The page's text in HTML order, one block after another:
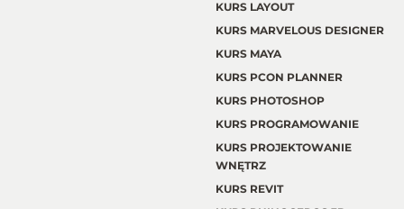
KURS LAYOUT
KURS MARVELOUS DESIGNER
KURS MAYA
KURS PCON PLANNER
KURS PHOTOSHOP
KURS PROGRAMOWANIE
KURS PROJEKTOWANIE
WNĘTRZ
KURS REVIT